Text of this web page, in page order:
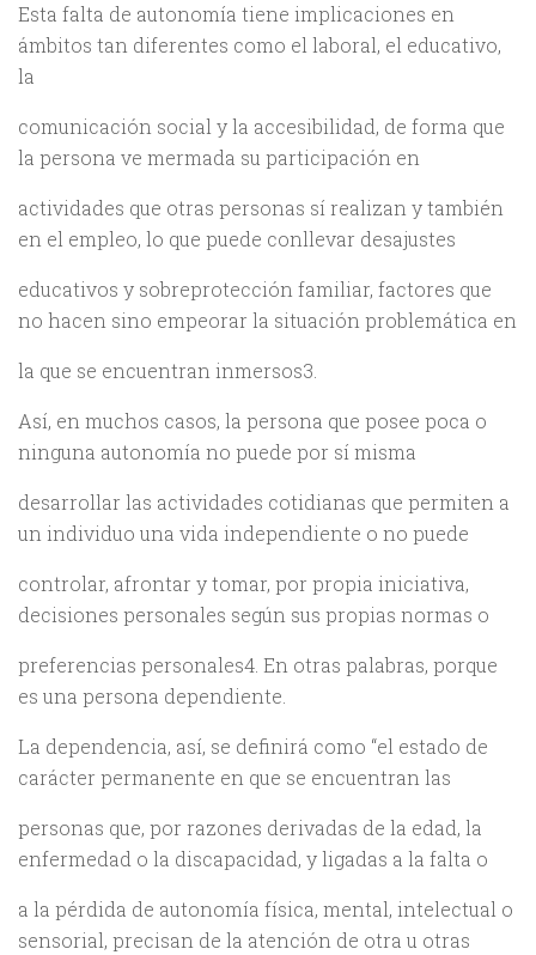
Esta falta de autonomía tiene implicaciones en
ámbitos tan diferentes como el laboral, el educativo,
la
comunicación social y la accesibilidad, de forma que
la persona ve mermada su participación en
actividades que otras personas sí realizan y también
en el empleo, lo que puede conllevar desajustes
educativos y sobreprotección familiar, factores que
no hacen sino empeorar la situación problemática en
la que se encuentran inmersos3.
Así, en muchos casos, la persona que posee poca o
ninguna autonomía no puede por sí misma
desarrollar las actividades cotidianas que permiten a
un individuo una vida independiente o no puede
controlar, afrontar y tomar, por propia iniciativa,
decisiones personales según sus propias normas o
preferencias personales4. En otras palabras, porque
es una persona dependiente.
La dependencia, así, se definirá como “el estado de
carácter permanente en que se encuentran las
personas que, por razones derivadas de la edad, la
enfermedad o la discapacidad, y ligadas a la falta o
a la pérdida de autonomía física, mental, intelectual o
sensorial, precisan de la atención de otra u otras